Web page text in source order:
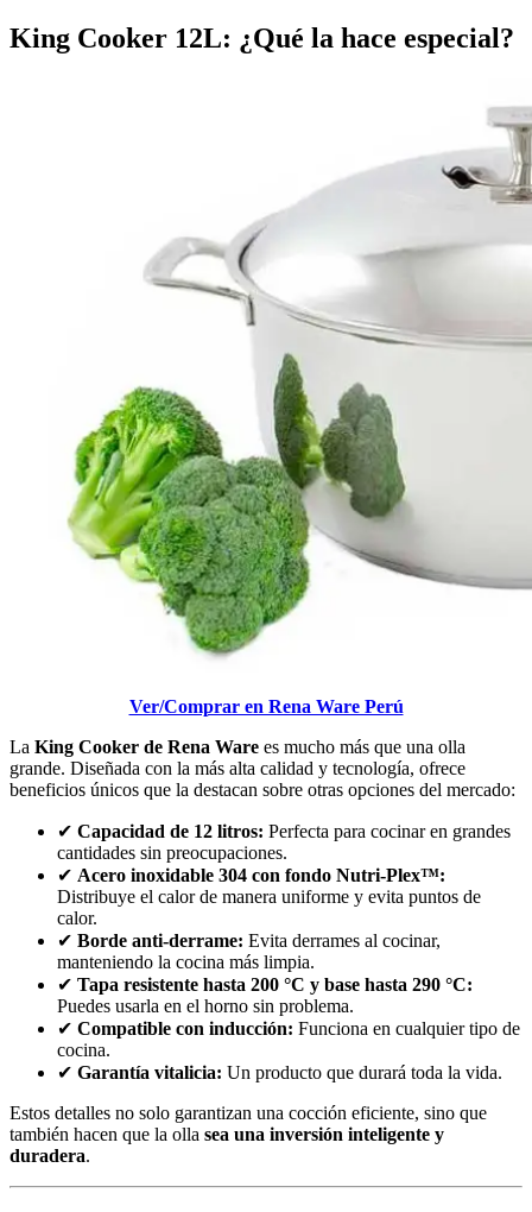
King Cooker 12L: ¿Qué la hace especial?
Ver/Comprar en Rena Ware Perú
La King Cooker de Rena Ware es mucho más que una olla
grande. Diseñada con la más alta calidad y tecnología, ofrece
beneficios únicos que la destacan sobre otras opciones del mercado:
✔ Capacidad de 12 litros: Perfecta para cocinar en grandes
cantidades sin preocupaciones.
✔ Acero inoxidable 304 con fondo Nutri-Plex™:
Distribuye el calor de manera uniforme y evita puntos de
calor.
✔ Borde anti-derrame: Evita derrames al cocinar,
manteniendo la cocina más limpia.
✔ Tapa resistente hasta 200 °C y base hasta 290 °C:
Puedes usarla en el horno sin problema.
✔ Compatible con inducción: Funciona en cualquier tipo de
cocina.
✔ Garantía vitalicia: Un producto que durará toda la vida.
Estos detalles no solo garantizan una cocción eficiente, sino que
también hacen que la olla sea una inversión inteligente y
duradera.